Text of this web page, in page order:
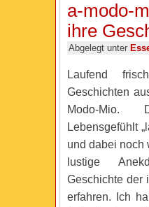
a-modo-
ihre
Abgelegt unter
Laufend
Geschichten
Modo-Mio.
Lebensgefühlt
und dabei noch
lustige
Geschichte der
erfahren. Ich